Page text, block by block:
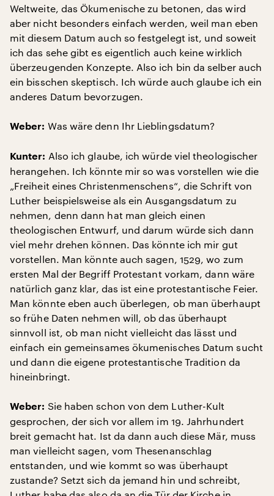
Weltweite, das Ökumenische zu betonen, das wird
aber nicht besonders einfach werden, weil man eben
mit diesem Datum auch so festgelegt ist, und soweit
ich das sehe gibt es eigentlich auch keine wirklich
überzeugenden Konzepte. Also ich bin da selber auch
ein bisschen skeptisch. Ich würde auch glaube ich ein
anderes Datum bevorzugen.
Weber: Was wäre denn Ihr Lieblingsdatum?
Kunter: Also ich glaube, ich würde viel theologischer
herangehen. Ich könnte mir so was vorstellen wie die
„Freiheit eines Christenmenschens“, die Schrift von
Luther beispielsweise als ein Ausgangsdatum zu
nehmen, denn dann hat man gleich einen
theologischen Entwurf, und darum würde sich dann
viel mehr drehen können. Das könnte ich mir gut
vorstellen. Man könnte auch sagen, 1529, wo zum
ersten Mal der Begriff Protestant vorkam, dann wäre
natürlich ganz klar, das ist eine protestantische Feier.
Man könnte eben auch überlegen, ob man überhaupt
so frühe Daten nehmen will, ob das überhaupt
sinnvoll ist, ob man nicht vielleicht das lässt und
einfach ein gemeinsames ökumenisches Datum sucht
und dann die eigene protestantische Tradition da
hineinbringt.
Weber: Sie haben schon von dem Luther-Kult
gesprochen, der sich vor allem im 19. Jahrhundert
breit gemacht hat. Ist da dann auch diese Mär, muss
man vielleicht sagen, vom Thesenanschlag
entstanden, und wie kommt so was überhaupt
zustande? Setzt sich da jemand hin und schreibt,